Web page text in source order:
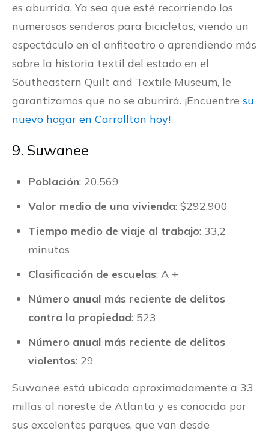
es aburrida. Ya sea que esté recorriendo los
numerosos senderos para bicicletas, viendo un
espectáculo en el anfiteatro o aprendiendo más
sobre la historia textil del estado en el
Southeastern Quilt and Textile Museum, le
garantizamos que no se aburrirá. ¡Encuentre su
nuevo hogar en Carrollton hoy!
9. Suwanee
Población: 20.569
Valor medio de una vivienda: $292,900
Tiempo medio de viaje al trabajo: 33,2
minutos
Clasificación de escuelas: A +
Número anual más reciente de delitos
contra la propiedad: 523
Número anual más reciente de delitos
violentos: 29
Suwanee está ubicada aproximadamente a 33
millas al noreste de Atlanta y es conocida por
sus excelentes parques, que van desde